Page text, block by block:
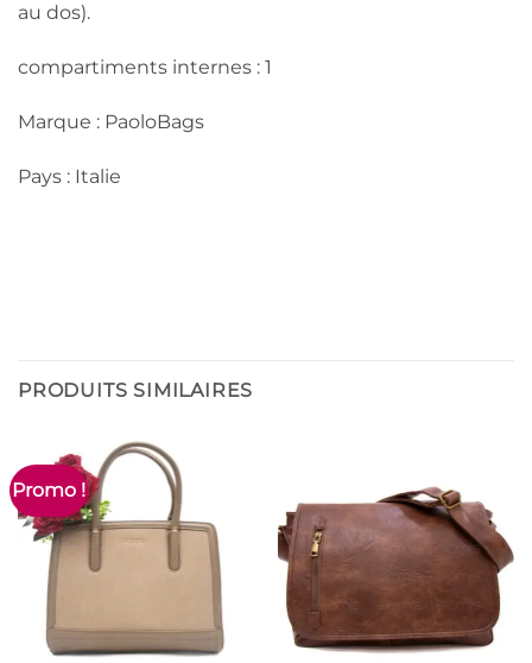
au dos).
compartiments internes : 1
Marque : PaoloBags
Pays : Italie
PRODUITS SIMILAIRES
Promo !